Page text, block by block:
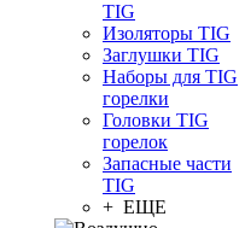
TIG
Изоляторы TIG
Заглушки TIG
Наборы для TIG
горелки
Головки TIG
горелок
Запасные части
TIG
+ ЕЩЕ